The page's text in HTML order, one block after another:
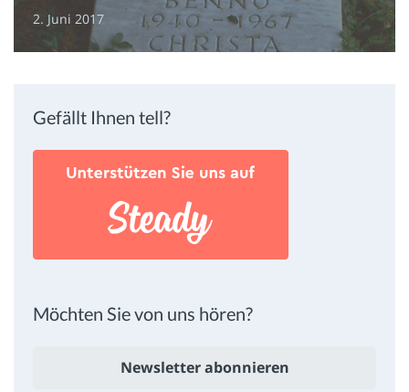
2. Juni 2017
Gefällt Ihnen tell?
Möchten Sie von uns hören?
Newsletter abonnieren